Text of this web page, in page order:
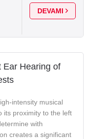
DEVAMI
Ear Hearing of
intensity musical
its proximity to the left
with
creates a significant